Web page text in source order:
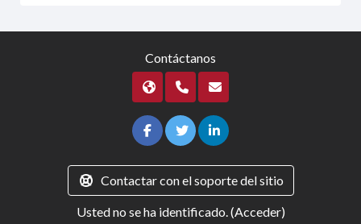
Contáctanos
Contactar con el soporte del sitio
Usted no se ha identificado. (Acceder)